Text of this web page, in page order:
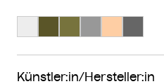
Künstler:in/Hersteller:in